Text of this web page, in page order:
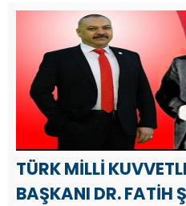
vefatının 87.
TÜRK MİLLİ
BAŞKANI DR. FATİH